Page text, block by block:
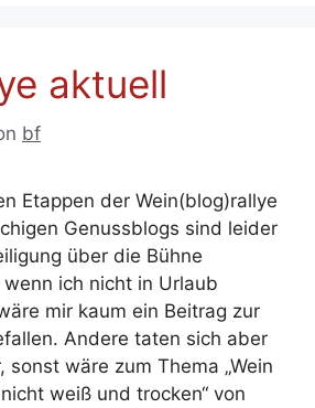
aktuell
bf
Etappen der Wein(blog)rallye
Genussblogs sind leider
über die Bühne
ich nicht in Urlaub
mir kaum ein Beitrag zur
Andere taten sich aber
sonst wäre zum Thema „Wein
weiß und trocken“ von